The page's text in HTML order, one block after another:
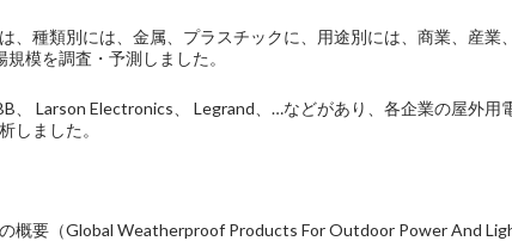
、種類別には、金属、プラスチックに、用途別には、商業、産業
模を調査・予測しました。
、 Larson Electronics、 Legrand、…などがあり、各企業の屋外用
しました。
概要（Global Weatherproof Products For Outdoor Power And